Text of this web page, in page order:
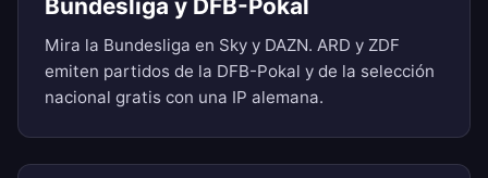
Bundesliga y DFB-Pokal
Mira la Bundesliga en Sky y DAZN. ARD y ZDF
emiten partidos de la DFB-Pokal y de la selección
nacional gratis con una IP alemana.